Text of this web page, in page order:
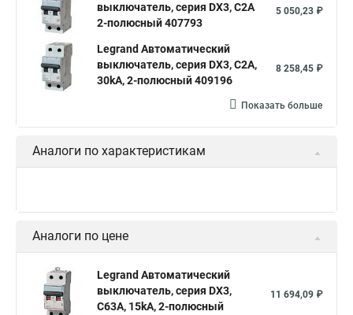
выключатель, серия DX3, С2A
2-полюсный 407793
5 050,23 ₽
Legrand Автоматический
выключатель, серия DX3, С2A,
30kA, 2-полюсный 409196
8 258,45 ₽
Показать больше
Аналоги по характеристикам
Аналоги по цене
Legrand Автоматический
выключатель, серия DX3,
С63A, 15kA, 2-полюсный
11 694,09 ₽